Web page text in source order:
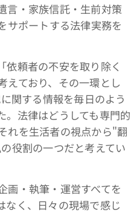
言・家族信託・生前対策
サポートする法律実務を
頼者の不安を取り除く
えており、その一環とし
関する情報を毎日のよう
。法律はどうしても専門的
れを生活者の視点から"翻
役割の一つだと考えてい
画・執筆・運営すべてを
なく、日々の現場で感じ